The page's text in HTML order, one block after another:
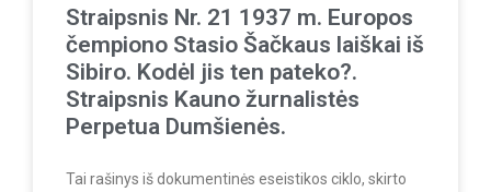
Straipsnis Nr. 21 1937 m. Europos
čempiono Stasio Šačkaus laiškai iš
Sibiro. Kodėl jis ten pateko?.
Straipsnis Kauno žurnalistės
Perpetua Dumšienės.
Tai rašinys iš dokumentinės eseistikos ciklo, skirto